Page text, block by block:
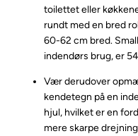
toilettet eller
rundt med en bred
60-62 cm bred.
indendørs brug, er
Vær derudover
kendetegn på en
hjul, hvilket er en
mere skarpe